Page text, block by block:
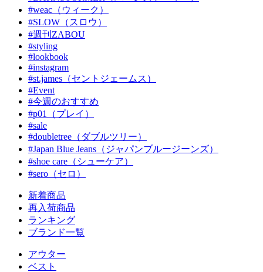
#weac（ウィーク）
#SLOW（スロウ）
#週刊ZABOU
#styling
#lookbook
#instagram
#st.james（セントジェームス）
#Event
#今週のおすすめ
#p01（プレイ）
#sale
#doubletree（ダブルツリー）
#Japan Blue Jeans（ジャパンブルージーンズ）
#shoe care（シューケア）
#sero（セロ）
新着商品
再入荷商品
ランキング
ブランド一覧
アウター
ベスト